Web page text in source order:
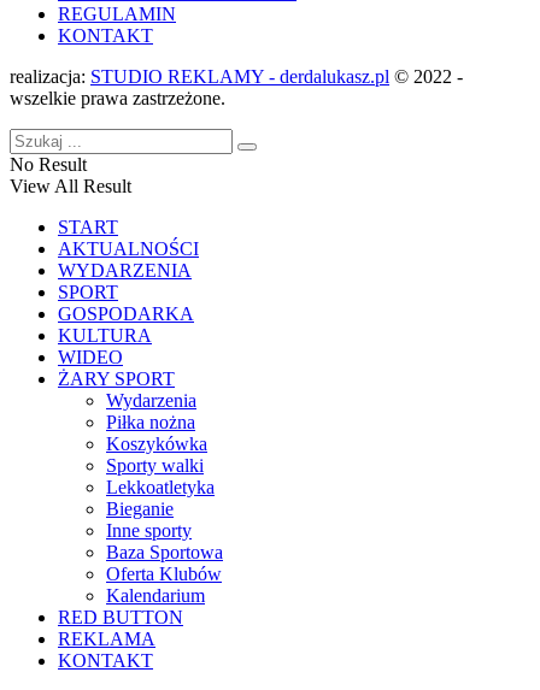
REGULAMIN
KONTAKT
realizacja: STUDIO REKLAMY - derdalukasz.pl © 2022 -
wszelkie prawa zastrzeżone.
No Result
View All Result
START
AKTUALNOŚCI
WYDARZENIA
SPORT
GOSPODARKA
KULTURA
WIDEO
ŻARY SPORT
Wydarzenia
Piłka nożna
Koszykówka
Sporty walki
Lekkoatletyka
Bieganie
Inne sporty
Baza Sportowa
Oferta Klubów
Kalendarium
RED BUTTON
REKLAMA
KONTAKT